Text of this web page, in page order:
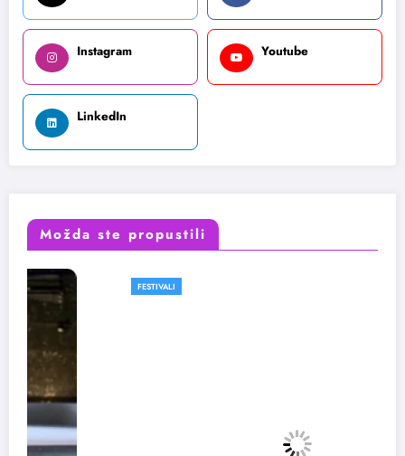
Instagram Youtube
LinkedIn
Možda ste propustili
FESTIVALI